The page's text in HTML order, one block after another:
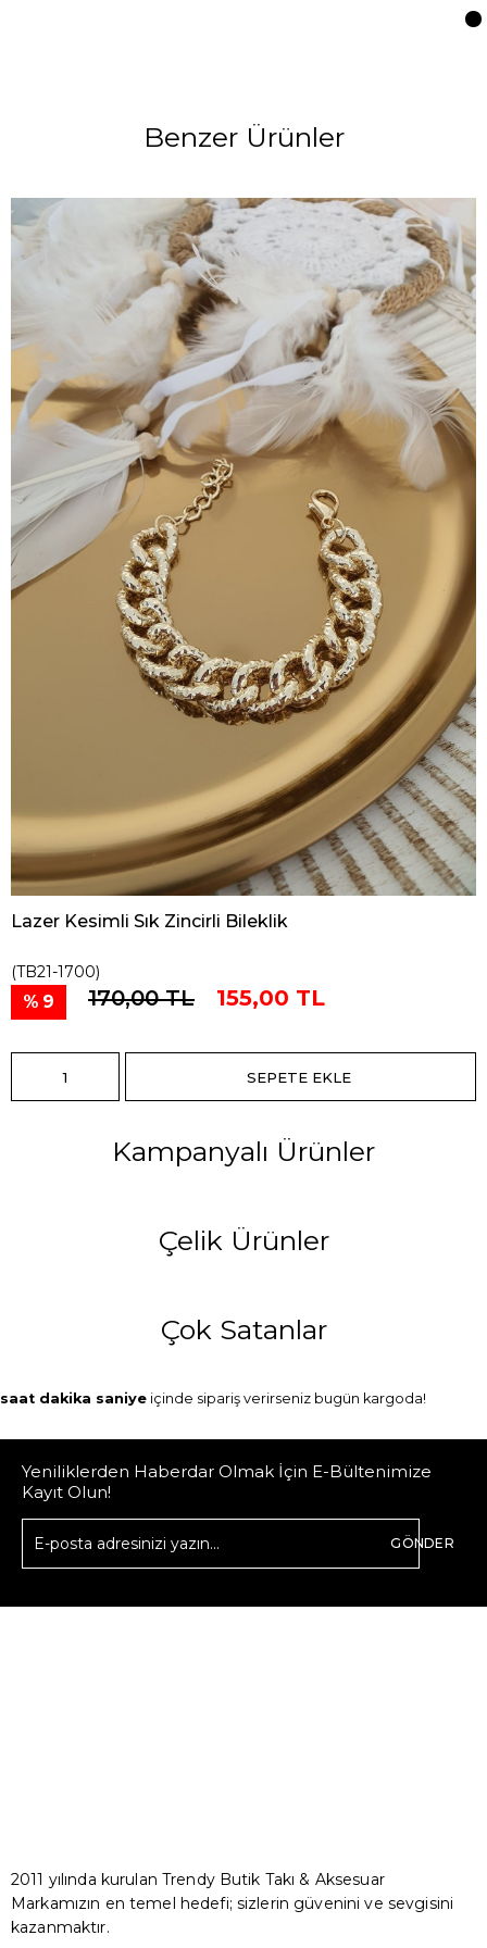
Benzer Ürünler
Lazer Kesimli Sık Zincirli Bileklik
(TB21-1700)
9 170,00 TL 155,00 TL
Kampanyalı Ürünler
Çelik Ürünler
Çok Satanlar
saat dakika saniye içinde sipariş verirseniz bugün kargoda!
Yeniliklerden Haberdar Olmak İçin E-Bültenimize
Kayıt Olun!
GÖNDER
2011 yılında kurulan Trendy Butik Takı & Aksesuar
Markamızın en temel hedefi; sizlerin güvenini ve sevgisini
kazanmaktır.